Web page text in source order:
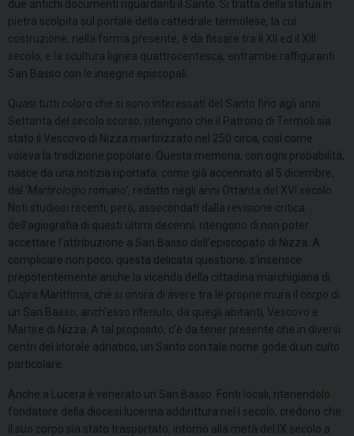
due antichi documenti riguardanti il Santo. Si tratta della statua in
pietra scolpita sul portale della cattedrale termolese, la cui
costruzione, nella forma presente, è da fissare tra il XII ed il XIII
secolo, e la scultura lignea quattrocentesca, entrambe raffiguranti
San Basso con le insegne episcopali.
Quasi tutti coloro che si sono interessati del Santo fino agli anni
Settanta del secolo scorso, ritengono che il Patrono di Termoli sia
stato il Vescovo di Nizza martirizzato nel 250 circa, così come
voleva la tradizione popolare. Questa memoria, con ogni probabilità,
nasce da una notizia riportata, come già accennato al 5 dicembre,
dal ‘Martirologio romano’, redatto negli anni Ottanta del XVI secolo.
Noti studiosi recenti, però, assecondati dalla revisione critica
dell’agiografia di questi ultimi decenni, ritengono di non poter
accettare l’attribuzione a San Basso dell’episcopato di Nizza. A
complicare non poco, questa delicata questione, s’inserisce
prepotentemente anche la vicenda della cittadina marchigiana di
Cupra Marittima, che si onora di avere tra le proprie mura il corpo di
un San Basso, anch’esso ritenuto, da quegli abitanti, Vescovo e
Martire di Nizza. A tal proposito, c’è da tener presente che in diversi
centri del litorale adriatico, un Santo con tale nome gode di un culto
particolare.
Anche a Lucera è venerato un San Basso. Fonti locali, ritenendolo
fondatore della diocesi lucerina addirittura nel I secolo, credono che
il suo corpo sia stato trasportato, intorno alla metà del IX secolo a